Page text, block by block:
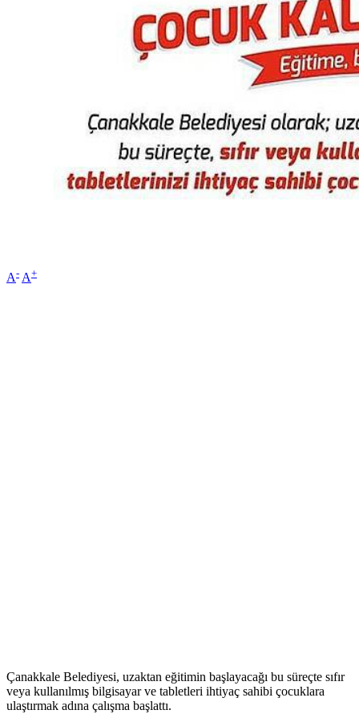
A- A+
Çanakkale Belediyesi, uzaktan eğitimin başlayacağı bu süreçte sıfır
veya kullanılmış bilgisayar ve tabletleri ihtiyaç sahibi çocuklara
ulaştırmak adına çalışma başlattı.